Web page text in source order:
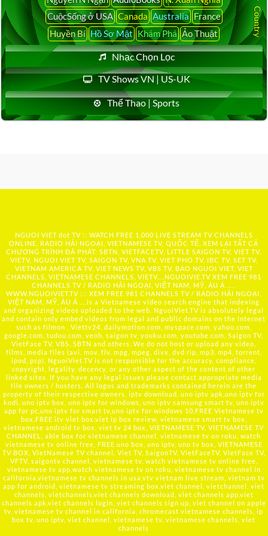
CuộcSống ở USA Canada Australia France
Huyền Bí Hồ Sơ Mật Khám Phá Ảo Thuật
Nhạc Chọn Lọc
TV Shows VN | US-UK
Thể Thao | Sports
NGUOI VIET dot TV :: WATCH FREE 1,000 LIVE STREAM TV CHANNELS
ONLINE, RADIO HẢI NGOẠI, VIETNAMESE TV, QUỐC TẾ, XEM LẠI TẤT CẢ
CHƯƠNG TRÌNH ĐÃ PHÁT: SBTN, VIETFACETV, LITTLE SAIGON TV, VIET TV,
VIETV, NGUOI VIET TV, SAIGON TV, VNA TV, VIET PHO TV, IBC TV, SET TV,
VIETNAM AMERICA TV, VIET NEWS TV, VBS TV, BAO NGUOI VIET, VIET
CHANNELS, VIETNAMESE CHANNELS, VIETV,... NGUOIVIE.TV XEM FREE 981
CHANNELS TV / RADIO HẢI NGOẠI, VIỆT NAM, MỸ, ÂU Á …..
WWW.NGUOIVIET.TV ::: XEM FREE 981 CHANNELS TV / RADIO HẢI NGOẠI,
VIỆT NAM, MỸ, ÂU Á ….is a Vietnamese video search engine that indexing
and organizing videos uploaded to the web. NguoiViet.TV is absolutely legal
and contain only embed videos from legal and public domains on the Internet
such as filmon , Viettv24, dailymotion.com, myspace.com, yahoo.com,
google.com, tudou.com, veoh, saigon tv, youku.com, youtube.com, Saigon TV,
VietFace TV, VBS, SBTN and others. We do not host or upload any video,
films, media files (avi, mov, flv, mpg, mpeg, divx, dvd rip, mp3, mp4, torrent,
ipod, psp), NguoiViet.TV is not responsible for the accuracy, compliance,
copyright, legality, decency, or any other aspect of the content of other
linked sites. If you have any legal issues please contact appropriate media
file owners / hosters. All logos and trademarks contained herein are the
property of their respective owners. iptv download, uno iptv apk,uno iptv for
kodi, uno iptv box, uno iptv for windows, uno iptv samsung smart tv, uno iptv
app for pc,uno iptv for smart tv,uno iptv for windows 10,FREE Vietnamese tv
box,FREE itv viet box,viet ip box review, vietnamese smart tv box,
vietnamese android tv box, viet tv 24 box, VIETNAMESE TV, VIETNAMESE TV
CHANNEL, able box for vietnamese channel, vietnamese tv on roku, watch
vietnamese tv online free, FREE uno box, uno iptv, uno tv box, VIETNAMESE
TV BOX, VietNamese TV channel, Viet TV, SaigonTV, VietFaceTV, VietFace TV,
VFTV, saigontv channel, vietnamese tv, watch vietnamese tv online free,
vietnamese tv app,watch vietnamese tv on roku, vietnamese tv channel in
california,vietnamese tv channels in usa,vtv vietnam live stream, vietnam tv
app for android, vietnamese tv streaming box,viet channel, vietchannel, viet
channels, vietchannels,viet channels download, viet channels app,viet
channels apk,viet channels login, viet channels sign up, viet channel on apple
tv, vietnamese tv channel in california, chromecast vietnamese channels, ip
box tv, uno iptv, viet channel, vietnamese tv, vietnamese channels, viet
channels